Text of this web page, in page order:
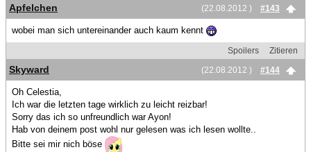
(22.08.2012 )
#143
Apfelchen
wobei man sich untereinander auch kaum kennt
Spoilers
Zitieren
(22.08.2012 )
#144
Skyward
Oh Celestia,
Ich war die letzten tage wirklich zu leicht reizbar!
Sorry das ich so unfreundlich war Ayon!
Hab von deinem post wohl nur gelesen was ich lesen wollte..
Bitte sei mir nich böse